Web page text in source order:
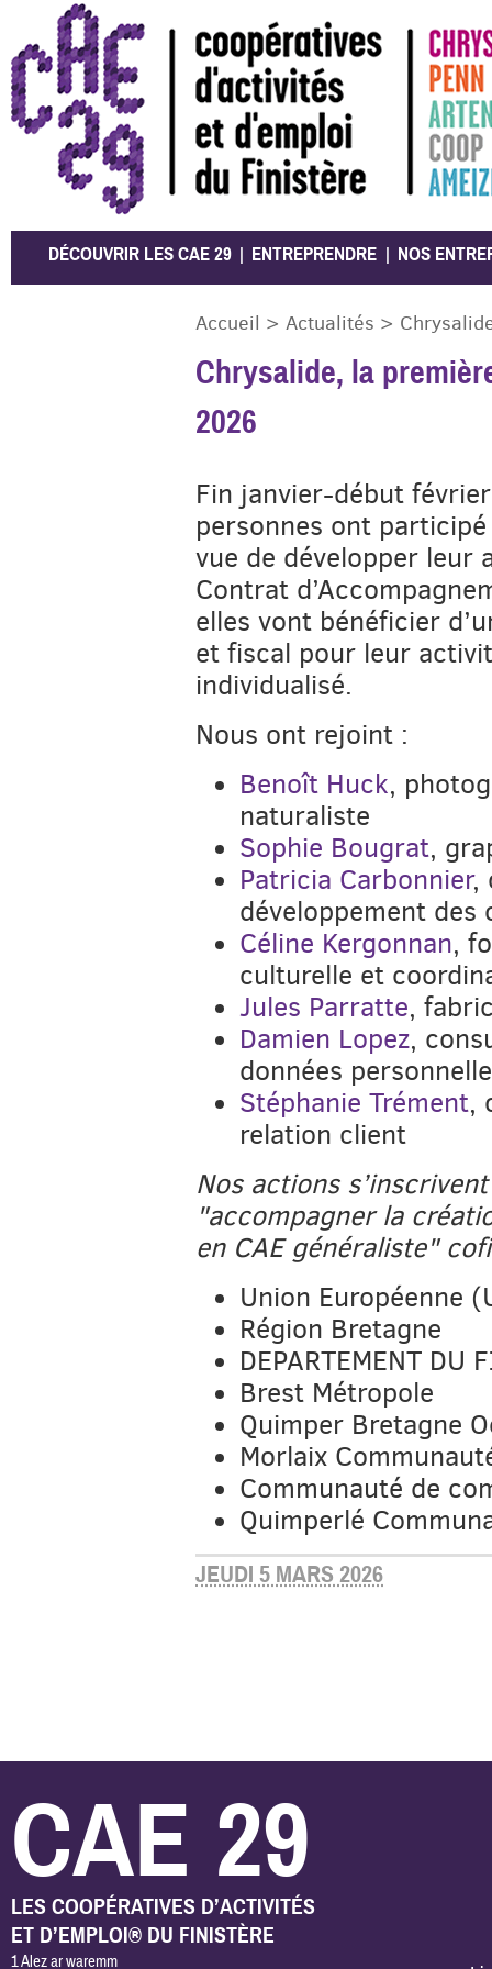
CAE 29
DÉCOUVRIR LES CAE 29 ENTREPRENDRE NOS
Accueil > Actualités >
Chrysalide, la
2026
Fin janvier-début
personnes ont
vue de développer leur
Contrat
elles vont bénéficier
et fiscal pour leur
individualisé.
Nous ont rejoint :
Benoît Huck,
naturaliste
Sophie Bougrat,
Patricia Carbonnier,
développement des
Céline Kergonnan,
culturelle et
Jules Parratte,
Damien Lopez,
données
Stéphanie Trément,
relation client
Nos actions
"accompagner la
en CAE généraliste"
Union Européenne
Région Bretagne
DEPARTEMENT DU
Brest Métropole
Quimper Bretagne
Morlaix
Communauté de
Quimperlé
JEUDI 5 MARS 2026
CAE 29
LES COOPÉRATIVES D’ACTIVITÉS
ET D’EMPLOI® DU FINISTÈRE
1 Alez ar waremm